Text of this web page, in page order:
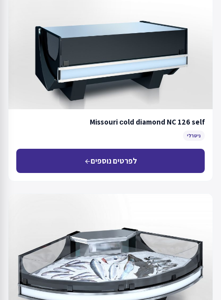
Missouri сold diamond NC 126 self
ניטרלי
לפרטים נוספיםarrow_back